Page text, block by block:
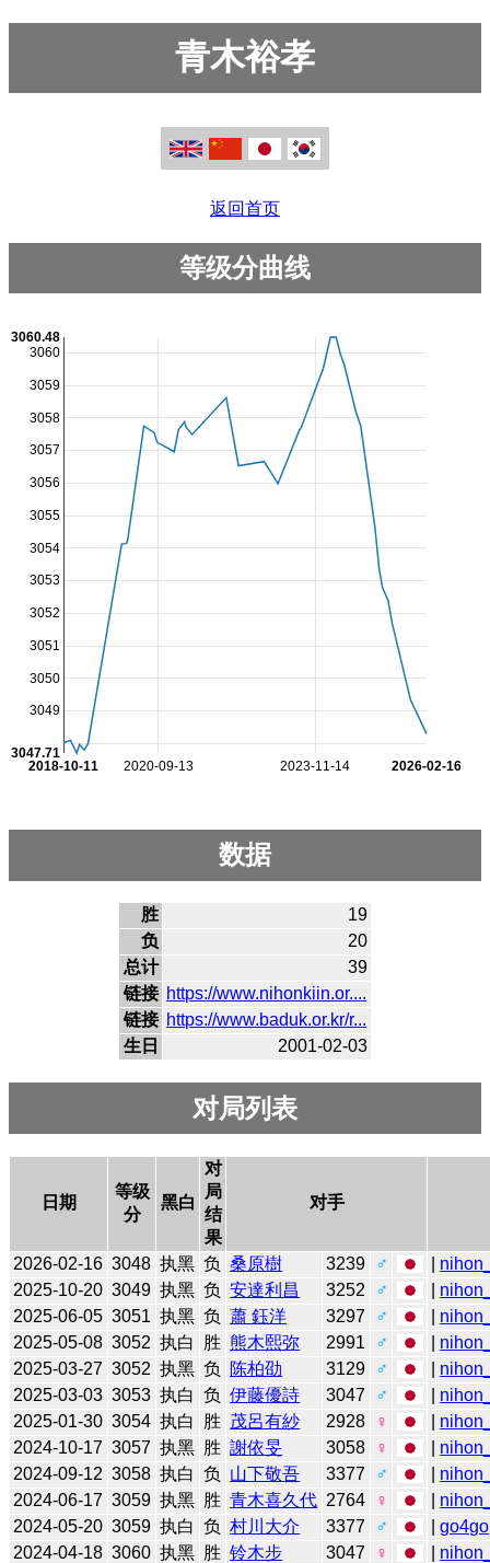
青木裕孝
返回首页
等级分曲线
2020-09-13 2023-11-14
2018-10-11 2026-02-16
3049
3050
3051
3052
3053
3054
3055
3056
3057
3058
3059
3060
3047.71
3060.48
数据
胜
19
负
20
总计
39
链接 https://www.nihonkiin.or....
链接 https://www.baduk.or.kr/r...
生日
2001-02-03
对局列表
日期
等级
分
黑白
对
局
结
果
对手
2026-02-16 3048 执黑 负 桑原樹 3239 ♂
2025-10-20 3049 执黑 负 安達利昌 3252 ♂
2025-06-05 3051 执黑 负 蕭 鈺洋 3297 ♂
2025-05-08 3052 执白 胜 熊木熙弥 2991 ♂
2025-03-27 3052 执黑 负 陈柏劭 3129 ♂
2025-03-03 3053 执白 负 伊藤優詩 3047 ♂
2025-01-30 3054 执白 胜 茂呂有紗 2928 ♀
2024-10-17 3057 执黑 胜 謝依旻 3058 ♀
2024-09-12 3058 执白 负 山下敬吾 3377 ♂
2024-06-17 3059 执黑 胜 青木喜久代 2764 ♀
2024-05-20 3059 执白 负 村川大介 3377 ♂ |go4go
2024-04-18 3060 执黑 胜 铃木步 3047 ♀